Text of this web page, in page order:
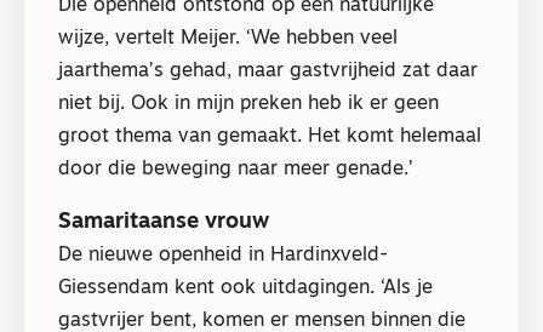
Die openheid ontstond op een natuurlijke
wijze, vertelt Meijer. ‘We hebben veel
jaarthema’s gehad, maar gastvrijheid zat daar
niet bij. Ook in mijn preken heb ik er geen
groot thema van gemaakt. Het komt helemaal
door die beweging naar meer genade.’
Samaritaanse vrouw
De nieuwe openheid in Hardinxveld-
Giessendam kent ook uitdagingen. ‘Als je
gastvrijer bent, komen er mensen binnen die